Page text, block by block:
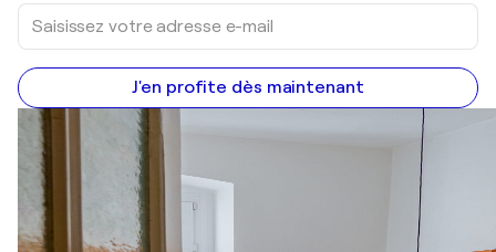
J'en profite dès maintenant